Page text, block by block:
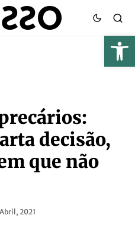
decisão,
que não
2021